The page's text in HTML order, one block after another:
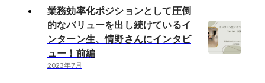
業務効率化ポジションとして圧倒
的なバリューを出し続けているイ
ンターン生、情野さんにインタビ
ュー！前編
2023年7月